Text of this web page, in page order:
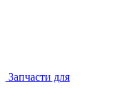
Запчасти для